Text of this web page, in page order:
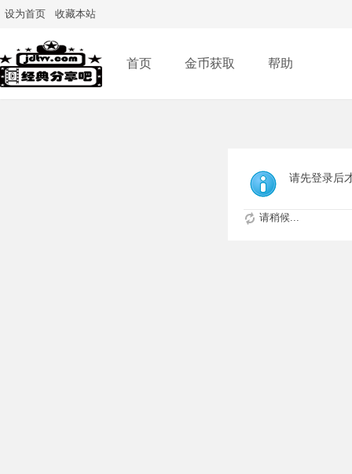
设为首页 收藏本站
首页 金币获取 帮助
请先登录后
请稍候...